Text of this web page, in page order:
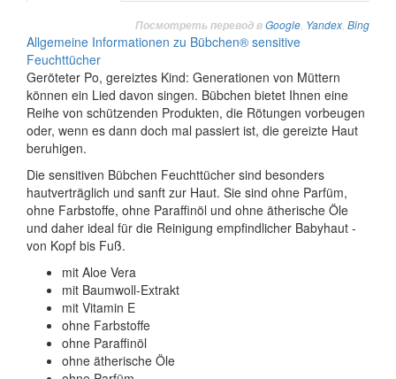
Посмотреть перевод вGoogle Yandex Bing
Allgemeine Informationen zu Bübchen® sensitive
Feuchttücher
Geröteter Po, gereiztes Kind: Generationen von Müttern
können ein Lied davon singen. Bübchen bietet Ihnen eine
Reihe von schützenden Produkten, die Rötungen vorbeugen
oder, wenn es dann doch mal passiert ist, die gereizte Haut
beruhigen.
Die sensitiven Bübchen Feuchttücher sind besonders
hautverträglich und sanft zur Haut. Sie sind ohne Parfüm,
ohne Farbstoffe, ohne Paraffinöl und ohne ätherische Öle
und daher ideal für die Reinigung empfindlicher Babyhaut -
von Kopf bis Fuß.
mit Aloe Vera
mit Baumwoll-Extrakt
mit Vitamin E
ohne Farbstoffe
ohne Paraffinöl
ohne ätherische Öle